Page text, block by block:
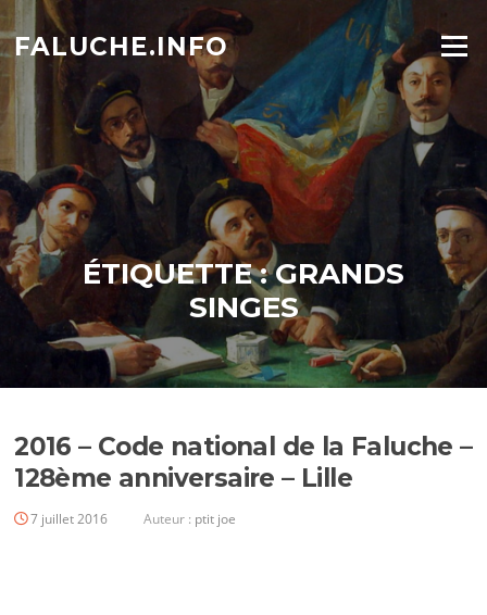
Aller
au
contenu
FALUCHE.INFO Menu
ÉTIQUETTE :GRANDS
SINGES
2016 – Code national de la Faluche –
128ème anniversaire – Lille
7 juillet 2016 Auteur : ptit joe